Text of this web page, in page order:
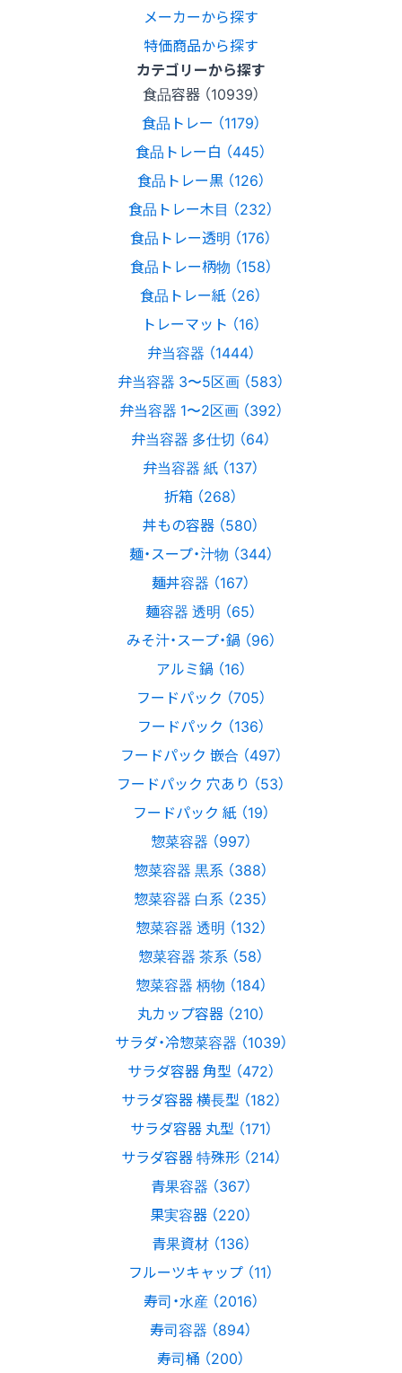
メーカーから探す
特価商品から探す
カテゴリーから探す
食品容器 （10939）
食品トレー （1179）
食品トレー白 （445）
食品トレー黒 （126）
食品トレー木目 （232）
食品トレー透明 （176）
食品トレー柄物 （158）
食品トレー紙 （26）
トレーマット （16）
弁当容器 （1444）
弁当容器 3〜5区画 （583）
弁当容器 1〜2区画 （392）
弁当容器 多仕切 （64）
弁当容器 紙 （137）
折箱 （268）
丼もの容器 （580）
麺・スープ・汁物 （344）
麺丼容器 （167）
麺容器 透明 （65）
みそ汁・スープ・鍋 （96）
アルミ鍋 （16）
フードパック （705）
フードパック （136）
フードパック 嵌合 （497）
フードパック 穴あり （53）
フードパック 紙 （19）
惣菜容器 （997）
惣菜容器 黒系 （388）
惣菜容器 白系 （235）
惣菜容器 透明 （132）
惣菜容器 茶系 （58）
惣菜容器 柄物 （184）
丸カップ容器 （210）
サラダ・冷惣菜容器 （1039）
サラダ容器 角型 （472）
サラダ容器 横長型 （182）
サラダ容器 丸型 （171）
サラダ容器 特殊形 （214）
青果容器 （367）
果実容器 （220）
青果資材 （136）
フルーツキャップ （11）
寿司・水産 （2016）
寿司容器 （894）
寿司桶 （200）